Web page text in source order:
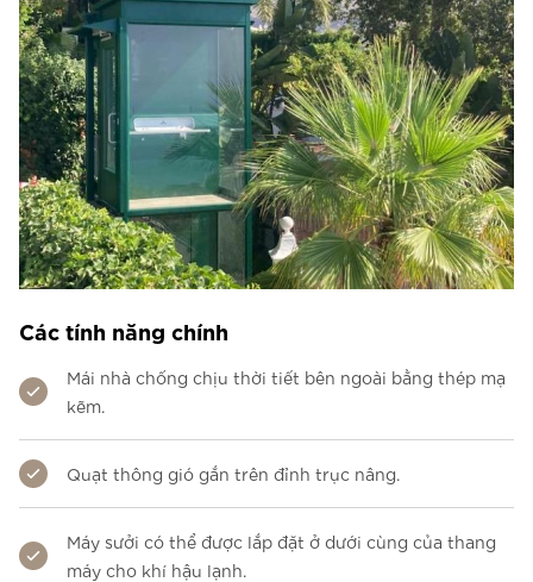
Các tính năng chính
Mái nhà chống chịu thời tiết bên ngoài bằng thép mạ
kẽm.
Quạt thông gió gắn trên đỉnh trục nâng.
Máy sưởi có thể được lắp đặt ở dưới cùng của thang
máy cho khí hậu lạnh.